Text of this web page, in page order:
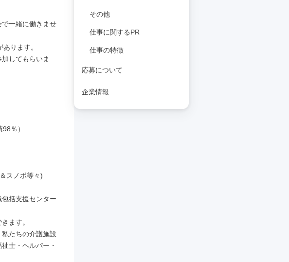
一緒に働きませ
ります。
してもらいま
％）
括支援センター
ます。
たちの介護施設
士・ヘルパー・
その他
仕事に関するPR
仕事の特徴
応募について
企業情報